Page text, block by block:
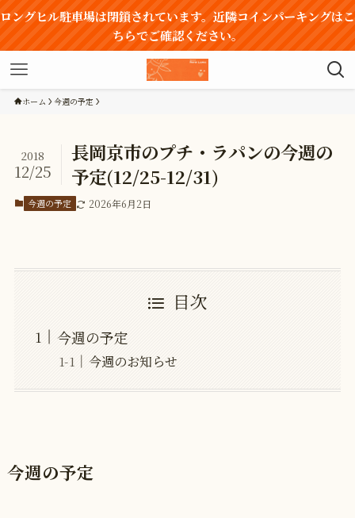
ロングヒル駐車場は閉鎖されています。近隣コインパーキングはこ
ちらでご確認ください。
ホーム 今週の予定
長岡京市のプチ・ラパンの今週の
予定(12/25-12/31)
2018
12/25
今週の予定 2026年6月2日
目次
今週の予定
今週のお知らせ
今週の予定